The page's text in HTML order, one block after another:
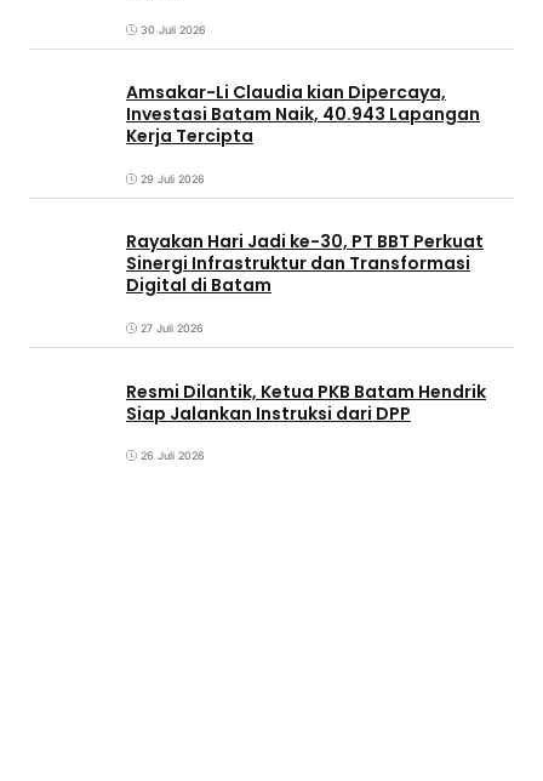
30 Juli 2026
Amsakar-Li Claudia kian Dipercaya,
Investasi Batam Naik, 40.943 Lapangan
Kerja Tercipta
29 Juli 2026
Rayakan Hari Jadi ke-30, PT BBT Perkuat
Sinergi Infrastruktur dan Transformasi
Digital di Batam
27 Juli 2026
Resmi Dilantik, Ketua PKB Batam Hendrik
Siap Jalankan Instruksi dari DPP
26 Juli 2026